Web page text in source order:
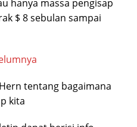
hanya massa pengisap
$ 8 sebulan sampai
tentang bagaimana
kita